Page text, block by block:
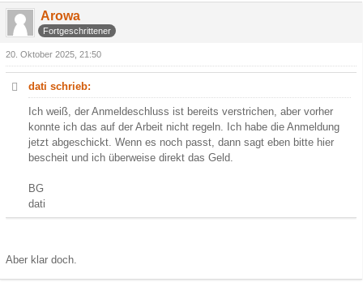
Arowa
Fortgeschrittener
20. Oktober 2025, 21:50
dati schrieb:
Ich weiß, der Anmeldeschluss ist bereits verstrichen, aber vorher
konnte ich das auf der Arbeit nicht regeln. Ich habe die Anmeldung
jetzt abgeschickt. Wenn es noch passt, dann sagt eben bitte hier
bescheit und ich überweise direkt das Geld.
BG
dati
Aber klar doch.